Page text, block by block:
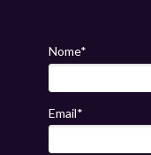
Nome*
Email*